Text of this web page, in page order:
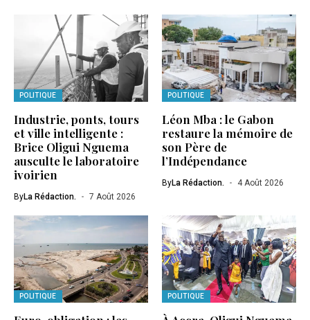
POLITIQUE
Industrie, ponts, tours
et ville intelligente :
Brice Oligui Nguema
ausculte le laboratoire
ivoirien
ByLa Rédaction. 7 Août 2026
POLITIQUE
Léon Mba : le Gabon
restaure la mémoire de
son Père de
l’Indépendance
ByLa Rédaction. 4 Août 2026
POLITIQUE POLITIQUE